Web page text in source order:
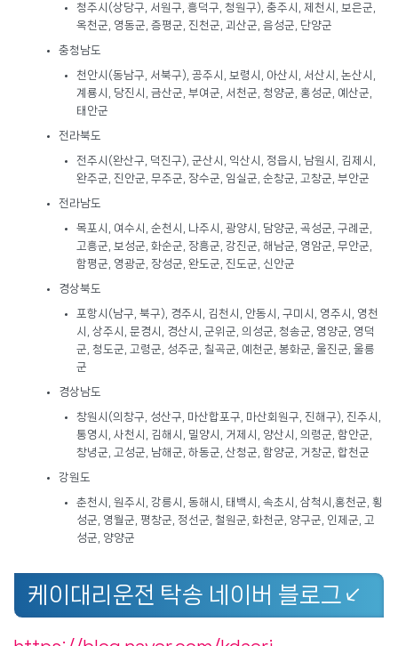
청주시(상당구, 서원구, 흥덕구, 청원구), 충주시, 제천시, 보은군,
옥천군, 영동군, 증평군, 진천군, 괴산군, 음성군, 단양군
충청남도
천안시(동남구, 서북구), 공주시, 보령시, 아산시, 서산시, 논산시,
계룡시, 당진시, 금산군, 부여군, 서천군, 청양군, 홍성군, 예산군,
태안군
전라북도
전주시(완산구, 덕진구), 군산시, 익산시, 정읍시, 남원시, 김제시,
완주군, 진안군, 무주군, 장수군, 임실군, 순창군, 고창군, 부안군
전라남도
목포시, 여수시, 순천시, 나주시, 광양시, 담양군, 곡성군, 구례군,
고흥군, 보성군, 화순군, 장흥군, 강진군, 해남군, 영암군, 무안군,
함평군, 영광군, 장성군, 완도군, 진도군, 신안군
경상북도
포항시(남구, 북구), 경주시, 김천시, 안동시, 구미시, 영주시, 영천
시, 상주시, 문경시, 경산시, 군위군, 의성군, 청송군, 영양군, 영덕
군, 청도군, 고령군, 성주군, 칠곡군, 예천군, 봉화군, 울진군, 울릉
군
경상남도
창원시(의창구, 성산구, 마산합포구, 마산회원구, 진해구), 진주시,
통영시, 사천시, 김해시, 밀양시, 거제시, 양산시, 의령군, 함안군,
창녕군, 고성군, 남해군, 하동군, 산청군, 함양군, 거창군, 합천군
강원도
춘천시, 원주시, 강릉시, 동해시, 태백시, 속초시, 삼척시,홍천군, 횡
성군, 영월군, 평창군, 정선군, 철원군, 화천군, 양구군, 인제군, 고
성군, 양양군
케이대리운전 탁송 네이버 블로그↙